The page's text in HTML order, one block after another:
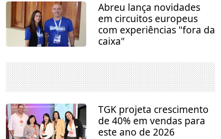
Abreu lança novidades
em circuitos europeus
com experiências "fora da
caixa"
TGK projeta crescimento
de 40% em vendas para
este ano de 2026